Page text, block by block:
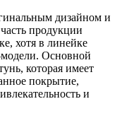
дизайном и
продукции
хотя в линейке
модели. Основной
которая имеет
покрытие,
и